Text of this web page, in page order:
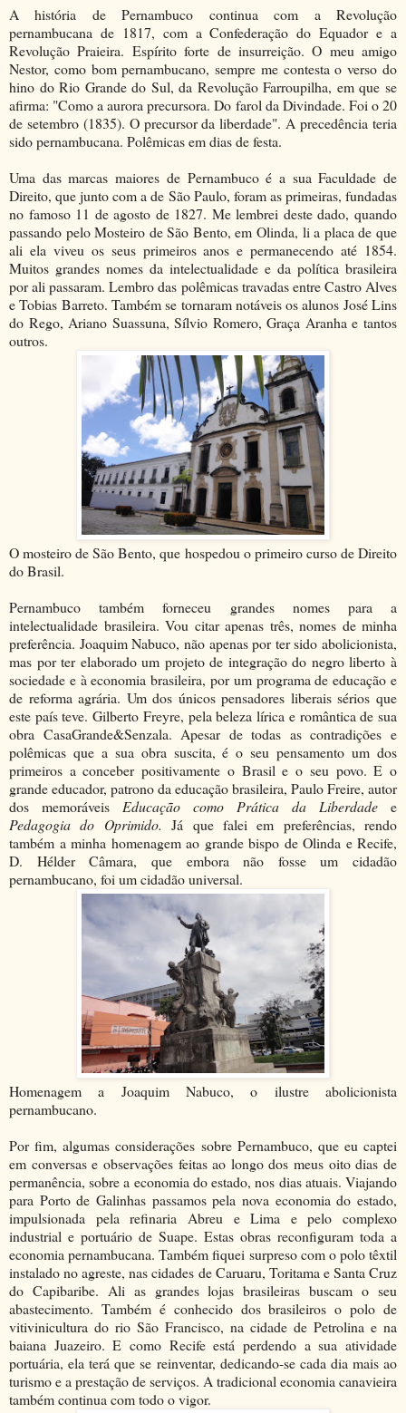
A história de Pernambuco continua com a Revolução
pernambucana de 1817, com a Confederação do Equador e a
Revolução Praieira. Espírito forte de insurreição. O meu amigo
Nestor, como bom pernambucano, sempre me contesta o verso do
hino do Rio Grande do Sul, da Revolução Farroupilha, em que se
afirma: "Como a aurora precursora. Do farol da Divindade. Foi o 20
de setembro (1835). O precursor da liberdade". A precedência teria
sido pernambucana. Polêmicas em dias de festa.
Uma das marcas maiores de Pernambuco é a sua Faculdade de
Direito, que junto com a de São Paulo, foram as primeiras, fundadas
no famoso 11 de agosto de 1827. Me lembrei deste dado, quando
passando pelo Mosteiro de São Bento, em Olinda, li a placa de que
ali ela viveu os seus primeiros anos e permanecendo até 1854.
Muitos grandes nomes da intelectualidade e da política brasileira
por ali passaram. Lembro das polêmicas travadas entre Castro Alves
e Tobias Barreto. Também se tornaram notáveis os alunos José Lins
do Rego, Ariano Suassuna, Sílvio Romero, Graça Aranha e tantos
outros.
O mosteiro de São Bento, que hospedou o primeiro curso de Direito
do Brasil.
Pernambuco também forneceu grandes nomes para a
intelectualidade brasileira. Vou citar apenas três, nomes de minha
preferência. Joaquim Nabuco, não apenas por ter sido abolicionista,
mas por ter elaborado um projeto de integração do negro liberto à
sociedade e à economia brasileira, por um programa de educação e
de reforma agrária. Um dos únicos pensadores liberais sérios que
este país teve. Gilberto Freyre, pela beleza lírica e romântica de sua
obra CasaGrande&Senzala. Apesar de todas as contradições e
polêmicas que a sua obra suscita, é o seu pensamento um dos
primeiros a conceber positivamente o Brasil e o seu povo. E o
grande educador, patrono da educação brasileira, Paulo Freire, autor
dos memoráveis Educação como Prática da Liberdade e
Pedagogia do Oprimido.Já que falei em preferências, rendo
também a minha homenagem ao grande bispo de Olinda e Recife,
D. Hélder Câmara, que embora não fosse um cidadão
pernambucano, foi um cidadão universal.
Homenagem a Joaquim Nabuco, o ilustre abolicionista
pernambucano.
Por fim, algumas considerações sobre Pernambuco, que eu captei
em conversas e observações feitas ao longo dos meus oito dias de
permanência, sobre a economia do estado, nos dias atuais. Viajando
para Porto de Galinhas passamos pela nova economia do estado,
impulsionada pela refinaria Abreu e Lima e pelo complexo
industrial e portuário de Suape. Estas obras reconfiguram toda a
economia pernambucana. Também fiquei surpreso com o polo têxtil
instalado no agreste, nas cidades de Caruaru, Toritama e Santa Cruz
do Capibaribe. Ali as grandes lojas brasileiras buscam o seu
abastecimento. Também é conhecido dos brasileiros o polo de
vitivinicultura do rio São Francisco, na cidade de Petrolina e na
baiana Juazeiro. E como Recife está perdendo a sua atividade
portuária, ela terá que se reinventar, dedicando-se cada dia mais ao
turismo e a prestação de serviços. A tradicional economia canavieira
também continua com todo o vigor.